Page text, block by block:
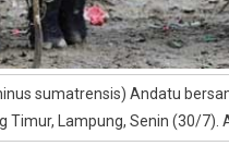
sumatrensis) Andatu
Timur, Lampung, Senin (30/7).